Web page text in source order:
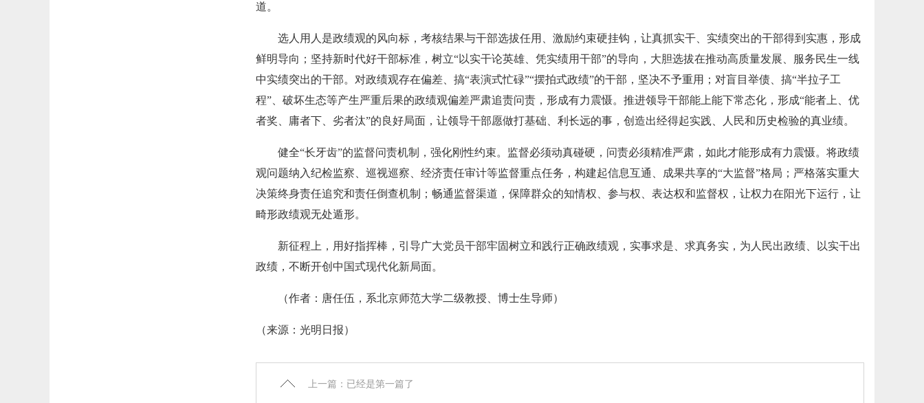
道。
选人用人是政绩观的风向标，考核结果与干部选拔任用、激励约束硬挂钩，让真抓实干、实绩突出的干部得到实惠，形成
鲜明导向；坚持新时代好干部标准，树立“以实干论英雄、凭实绩用干部”的导向，大胆选拔在推动高质量发展、服务民生一线
中实绩突出的干部。对政绩观存在偏差、搞“表演式忙碌”“摆拍式政绩”的干部，坚决不予重用；对盲目举债、搞“半拉子工
程”、破坏生态等产生严重后果的政绩观偏差严肃追责问责，形成有力震慑。推进领导干部能上能下常态化，形成“能者上、优
者奖、庸者下、劣者汰”的良好局面，让领导干部愿做打基础、利长远的事，创造出经得起实践、人民和历史检验的真业绩。
健全“长牙齿”的监督问责机制，强化刚性约束。监督必须动真碰硬，问责必须精准严肃，如此才能形成有力震慑。将政绩
观问题纳入纪检监察、巡视巡察、经济责任审计等监督重点任务，构建起信息互通、成果共享的“大监督”格局；严格落实重大
决策终身责任追究和责任倒查机制；畅通监督渠道，保障群众的知情权、参与权、表达权和监督权，让权力在阳光下运行，让
畸形政绩观无处遁形。
新征程上，用好指挥棒，引导广大党员干部牢固树立和践行正确政绩观，实事求是、求真务实，为人民出政绩、以实干出
政绩，不断开创中国式现代化新局面。
（作者：唐任伍，系北京师范大学二级教授、博士生导师）
（来源：光明日报）
上一篇：已经是第一篇了